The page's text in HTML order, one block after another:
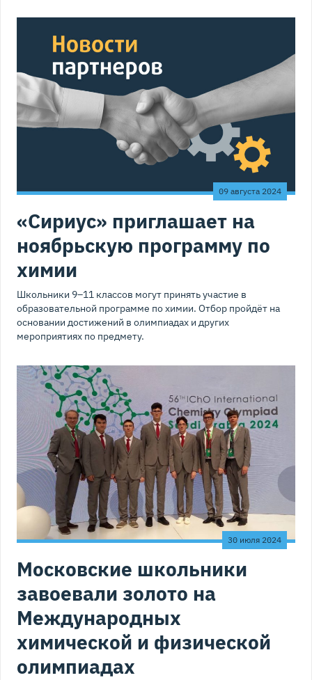
09 августа 2024
«Сириус» приглашает на
ноябрьскую программу по
химии
Школьники 9–11 классов могут принять участие в
образовательной программе по химии. Отбор пройдёт на
основании достижений в олимпиадах и других
мероприятиях по предмету.
30 июля 2024
Московские школьники
завоевали золото на
Международных
химической и физической
олимпиадах